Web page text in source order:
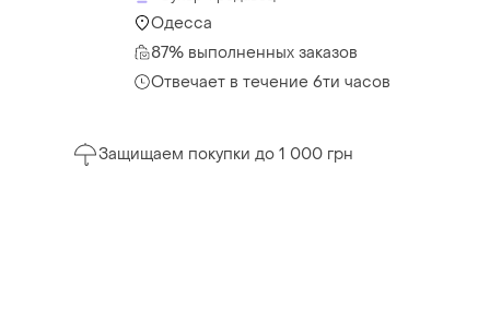
Одесса
87% выполненных заказов
Отвечает в течение 6ти часов
Защищаем покупки до 1 000 грн